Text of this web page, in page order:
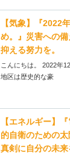
【気象】『2022
め。』災害への
抑える努力を。
こんにちは。 2022年
地区は歴史的な豪
【エネルギー】
的自衛のための
真剣に自分の未来